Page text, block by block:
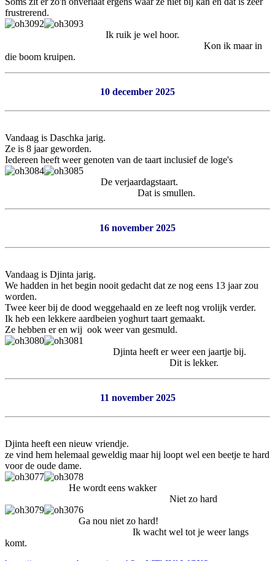
frustrerend.
Ik ruik je wel hoor.
Kon ik maar in
die boom kruipen.
10 december 2025
Vandaag is Daschka jarig.
Ze is 8 jaar geworden.
Iedereen heeft weer genoten van de taart inclusief de loge's
De verjaardagstaart.
Dat is smullen.
16 november 2025
Vandaag is Djinta jarig.
We hadden in het begin nooit gedacht dat ze nog eens 13 jaar zou
worden.
Twee keer bij de dood weggehaald en ze leeft nog vrolijk verder.
Ik heb een lekkere aardbeien yoghurt taart gemaakt.
Ze hebben er en wij ook weer van gesmuld.
Djinta heeft er weer een jaartje bij.
Dit is lekker.
11 november 2025
Djinta heeft een nieuw vriendje.
ze vind hem helemaal geweldig maar hij loopt wel een beetje te hard
voor de oude dame.
He wordt eens wakker
Niet zo hard
Ga nou niet zo hard!
Ik wacht wel tot je weer langs
komt.